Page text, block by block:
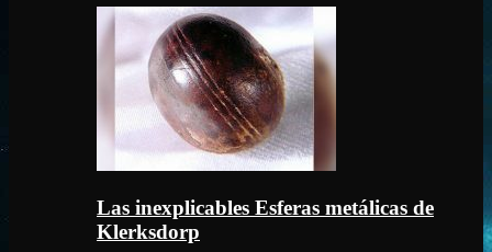
Las inexplicables Esferas metálicas de
Klerksdorp